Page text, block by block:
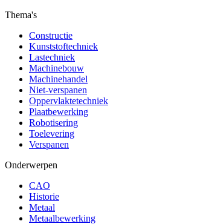
Thema's
Constructie
Kunststoftechniek
Lastechniek
Machinebouw
Machinehandel
Niet-verspanen
Oppervlaktetechniek
Plaatbewerking
Robotisering
Toelevering
Verspanen
Onderwerpen
CAO
Historie
Metaal
Metaalbewerking